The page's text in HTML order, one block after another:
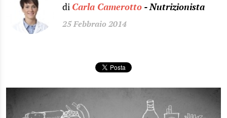
di Carla Camerotto - Nutrizionista
25 Febbraio 2014